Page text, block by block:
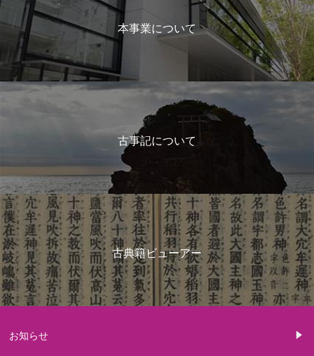
本事業について
古事記について
古典籍ビューアー
お知らせ